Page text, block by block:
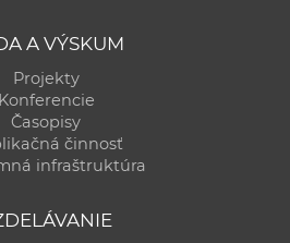
A VÝSKUM
Projekty
Konferencie
Časopisy
činnosť
infraštruktúra